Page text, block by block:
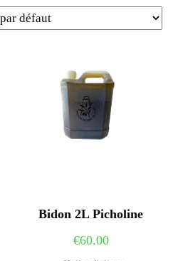
Bidon 2L Picholine
€60.00